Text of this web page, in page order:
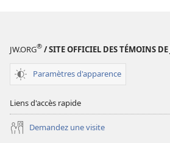
JW.ORG® / SITE OFFICIEL DES TÉMOINS DE
Paramètres d'apparence
Liens d'accès rapide
Demandez une visite